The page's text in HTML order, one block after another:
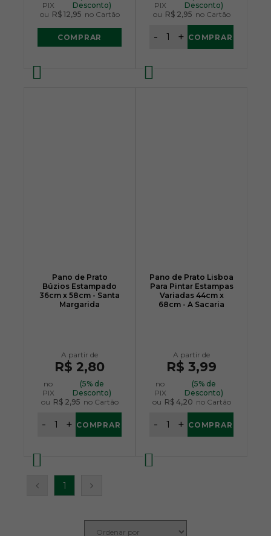
PIX
Desconto)
ou R$ 12,95 no Cartão
COMPRAR
PIX
Desconto)
ou R$ 2,95 no Cartão
+
- COMPRAR
Pano de Prato
Búzios Estampado
36cm x 58cm - Santa
Margarida
R$ 2,80
no
PIX
(5% de
Desconto)
ou R$ 2,95 no Cartão
+
- COMPRAR
Pano de Prato Lisboa
Para Pintar Estampas
Variadas 44cm x
68cm - A Sacaria
R$ 3,99
no
PIX
(5% de
Desconto)
ou R$ 4,20 no Cartão
+
- COMPRAR
1